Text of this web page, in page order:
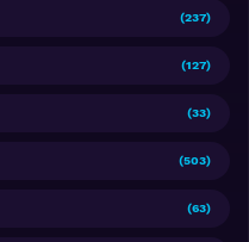
(237)
(127)
(33)
(503)
(63)